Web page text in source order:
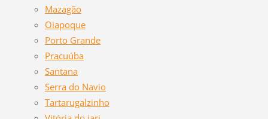
Mazagão
Oiapoque
Porto Grande
Pracuúba
Santana
Serra do Navio
Tartarugalzinho